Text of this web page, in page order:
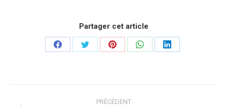
Partager cet article
PartagerPartagerPartagerPartagerPartager
PRÉCÉDENT